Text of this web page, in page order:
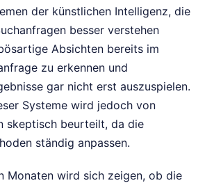
der künstlichen Intelligenz, die
besser verstehen
Absichten bereits im
zu erkennen und
gar nicht erst auszuspielen.
Systeme wird jedoch von
skeptisch beurteilt, da die
ständig anpassen.
Monaten wird sich zeigen, ob die